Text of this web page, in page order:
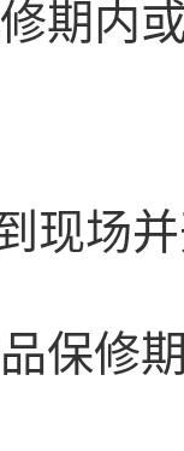
期内
现场并
保修